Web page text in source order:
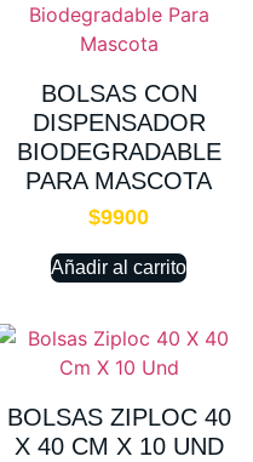
BOLSAS CON
DISPENSADOR
BIODEGRADABLE
PARA MASCOTA
$9900
Añadir al carrito
BOLSAS ZIPLOC 40
X 40 CM X 10 UND